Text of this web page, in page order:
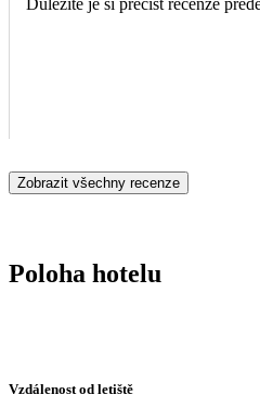
Zobrazit všechny recenze
Poloha hotelu
Vzdálenost od letiště